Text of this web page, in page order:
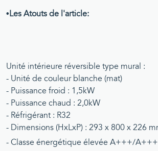
•Les Atouts de l'article:
Unité intérieure réversible type mural :
- Unité de couleur blanche (mat)
- Puissance froid : 1,5kW
- Puissance chaud : 2,0kW
- Réfrigérant : R32
- Dimensions (HxLxP) : 293 x 800 x 226
- Classe énergétique élevée A+++/A+++